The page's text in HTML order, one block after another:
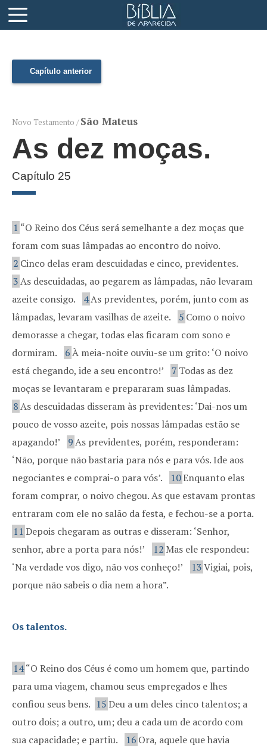
Capítulo anterior
Novo Testamento /São Mateus
As dez moças.
Capítulo 25
1 “O Reino dos Céus será semelhante a dez moças que
foram com suas lâmpadas ao encontro do noivo.
2 Cinco delas eram descuidadas e cinco, previdentes.
3As descuidadas, ao pegarem as lâmpadas, não levaram
azeite consigo.
4As previdentes, porém, junto com as
lâmpadas, levaram vasilhas de azeite.
5 Como o noivo
demorasse a chegar, todas elas ficaram com sono e
dormiram.
6À meia-noite ouviu-se um grito: ‘O noivo
está chegando, ide a seu encontro!’
7 Todas as dez
moças se levantaram e prepararam suas lâmpadas.
8As descuidadas disseram às previdentes: ‘Dai-nos um
pouco de vosso azeite, pois nossas lâmpadas estão se
apagando!’
9As previdentes, porém, responderam:
‘Não, porque não bastaria para nós e para vós. Ide aos
negociantes e comprai-o para vós’.
10Enquanto elas
foram comprar, o noivo chegou. As que estavam prontas
entraram com ele no salão da festa, e fechou-se a porta.
11 Depois chegaram as outras e disseram: ‘Senhor,
senhor, abre a porta para nós!’
12 Mas ele respondeu:
‘Na verdade vos digo, não vos conheço!’
13Vigiai, pois,
porque não sabeis o dia nem a hora”.
Os talentos.
14“O Reino dos Céus é como um homem que, partindo
para uma viagem, chamou seus empregados e lhes
confiou seus bens. 15Deu a um deles cinco talentos; a
outro dois; a outro, um; deu a cada um de acordo com
sua capacidade; e partiu.
16 Ora, aquele que havia